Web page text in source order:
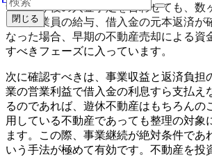
預金と今後の入金予定を合わせても、数
いや従業員の給与、借入金の元本返済が
なった場合、早期の不動産売却による資
すべきフェーズに入っています。
次に確認すべきは、事業収益と返済負担
業の営業利益で借入金の利息すら支払え
るのであれば、遊休不動産はもちろんの
用している不動産であっても整理の対象
ます。この際、事業継続が絶対条件であ
いう手法が極めて有効です。不動産を投
閉じる